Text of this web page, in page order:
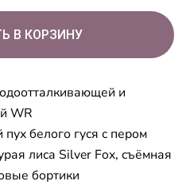
и
WR
белого гуся с пером
лиса Silver Fox, съёмная
бортики